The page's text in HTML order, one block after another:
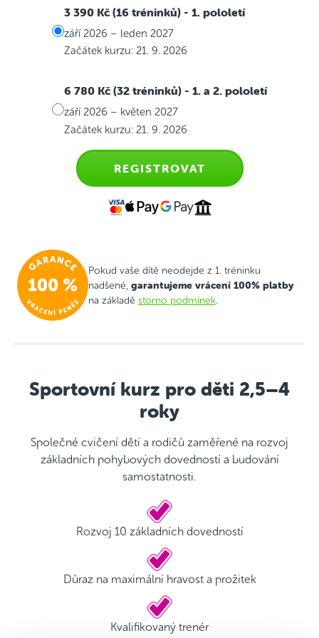
3 390 Kč (16 tréninků) - 1. pololetí
září 2026 – leden 2027
Začátek kurzu: 21. 9. 2026
6 780 Kč (32 tréninků) - 1. a 2. pololetí
září 2026 – květen 2027
Začátek kurzu: 21. 9. 2026
REGISTROVAT
Pokud vaše dítě neodejde z 1. tréninku
nadšené, garantujeme vrácení 100% platby
na základě storno podmínek
Sportovní kurz pro děti 2,5–4
roky
Společné cvičení dětí a rodičů zaměřené na rozvoj
základních pohybových dovedností a budování
samostatnosti.
Rozvoj 10 základních dovedností
Důraz na maximální hravost a prožitek
Kvalifikovaný trenér